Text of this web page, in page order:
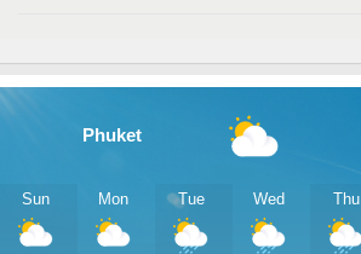
Phuket
Sun Mon Tue Wed Thu